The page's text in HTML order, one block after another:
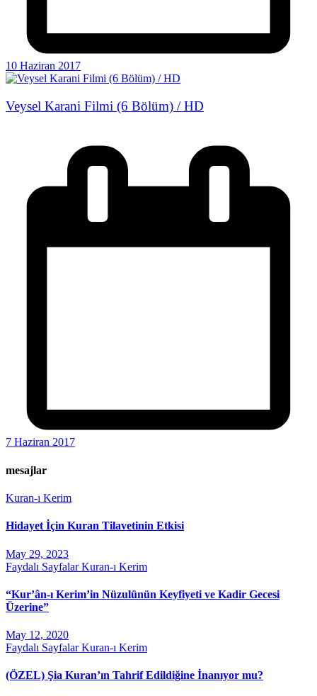
10 Haziran 2017
Veysel Karani Filmi (6 Bölüm) / HD
7 Haziran 2017
mesajlar
Kuran-ı Kerim
Hidayet İçin Kuran Tilavetinin Etkisi
May 29, 2023
Faydalı SayfalarKuran-ı Kerim
“Kur’ân-ı Kerim’in Nüzulünün Keyfiyeti ve Kadir Gecesi
Üzerine”
May 12, 2020
Faydalı SayfalarKuran-ı Kerim
(ÖZEL) Şia Kuran’ın Tahrif Edildiğine İnanıyor mu?